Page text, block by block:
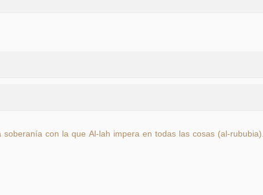
soberanía con la que Al-lah impera en todas las cosas (al-rububia).